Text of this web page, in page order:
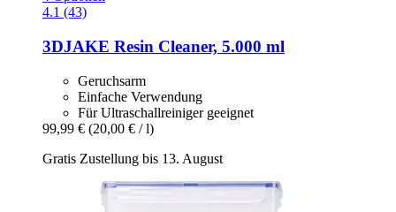
4.1 (43)
3DJAKE Resin Cleaner, 5.000 ml
Geruchsarm
Einfache Verwendung
Für Ultraschallreiniger geeignet
99,99 € (20,00 € / l)
Gratis Zustellung bis 13. August